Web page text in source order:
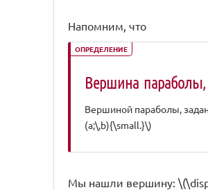
Напомним, что
ОПРЕДЕЛЕНИЕ
Вершина параболы,
Вершиной параболы,
(a;\,b){\small.}\)
Мы нашли вершину: